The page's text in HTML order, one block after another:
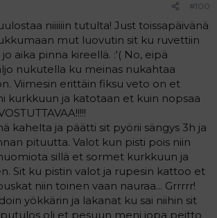
#100
niiiiiin tutulta! Just toissapäivänä
mut luovutin sit ku ruvettiin
aika pinna kireellä. :'( No, eipä
nukutella ku meinas nukahtaa
Viimesin erittäin fiksu veto on et
kurkkuun ja katotaan et kuin nopsaa
kahelta ja päätti sit pyörii sängys 3h ja
pituutta. Valot kun pisti pois niin
sillä et sormet kurkkuun ja
Sit ku pistin valot ja rupesin kattoo et
niin toinen vaan nauraa... Grrrrr!
yökkärin ja lakanat ku sai niihin sit
oli et pesuun meni jopa peitto